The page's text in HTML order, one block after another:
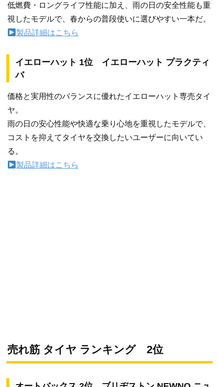
低燃費・ロングライフ性能に加え、雨の日の安全性能も重
視したモデルで、春からの普段使いに選びやすい一本だ。
製品詳細はこちら
イエローハット 1位 イエローハット プラクティ
バ
価格と実用性のバランスに優れたイエローハット専売タイ
ヤ。
雨の日の安心性能や快適な乗り心地を重視したモデルで、
コストを抑えてタイヤを交換したいユーザーに向いてい
る。
製品詳細はこちら
売れ筋 タイヤ ランキング 2位